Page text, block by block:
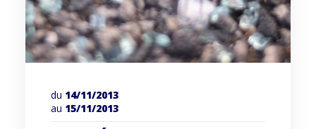
du 14/11/2013
au 15/11/2013